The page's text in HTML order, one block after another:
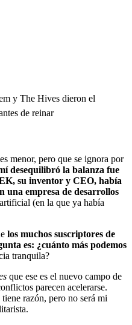
y The Hives dieron el
de reinar
menor, pero que se ignora por
desequilibró la balanza fue
su inventor y CEO, había
una empresa de desarrollos
(en la que ya había
los muchos suscriptores de
es: ¿cuánto más podemos
tranquila?
que ese es el nuevo campo de
parecen acelerarse.
razón, pero no será mi